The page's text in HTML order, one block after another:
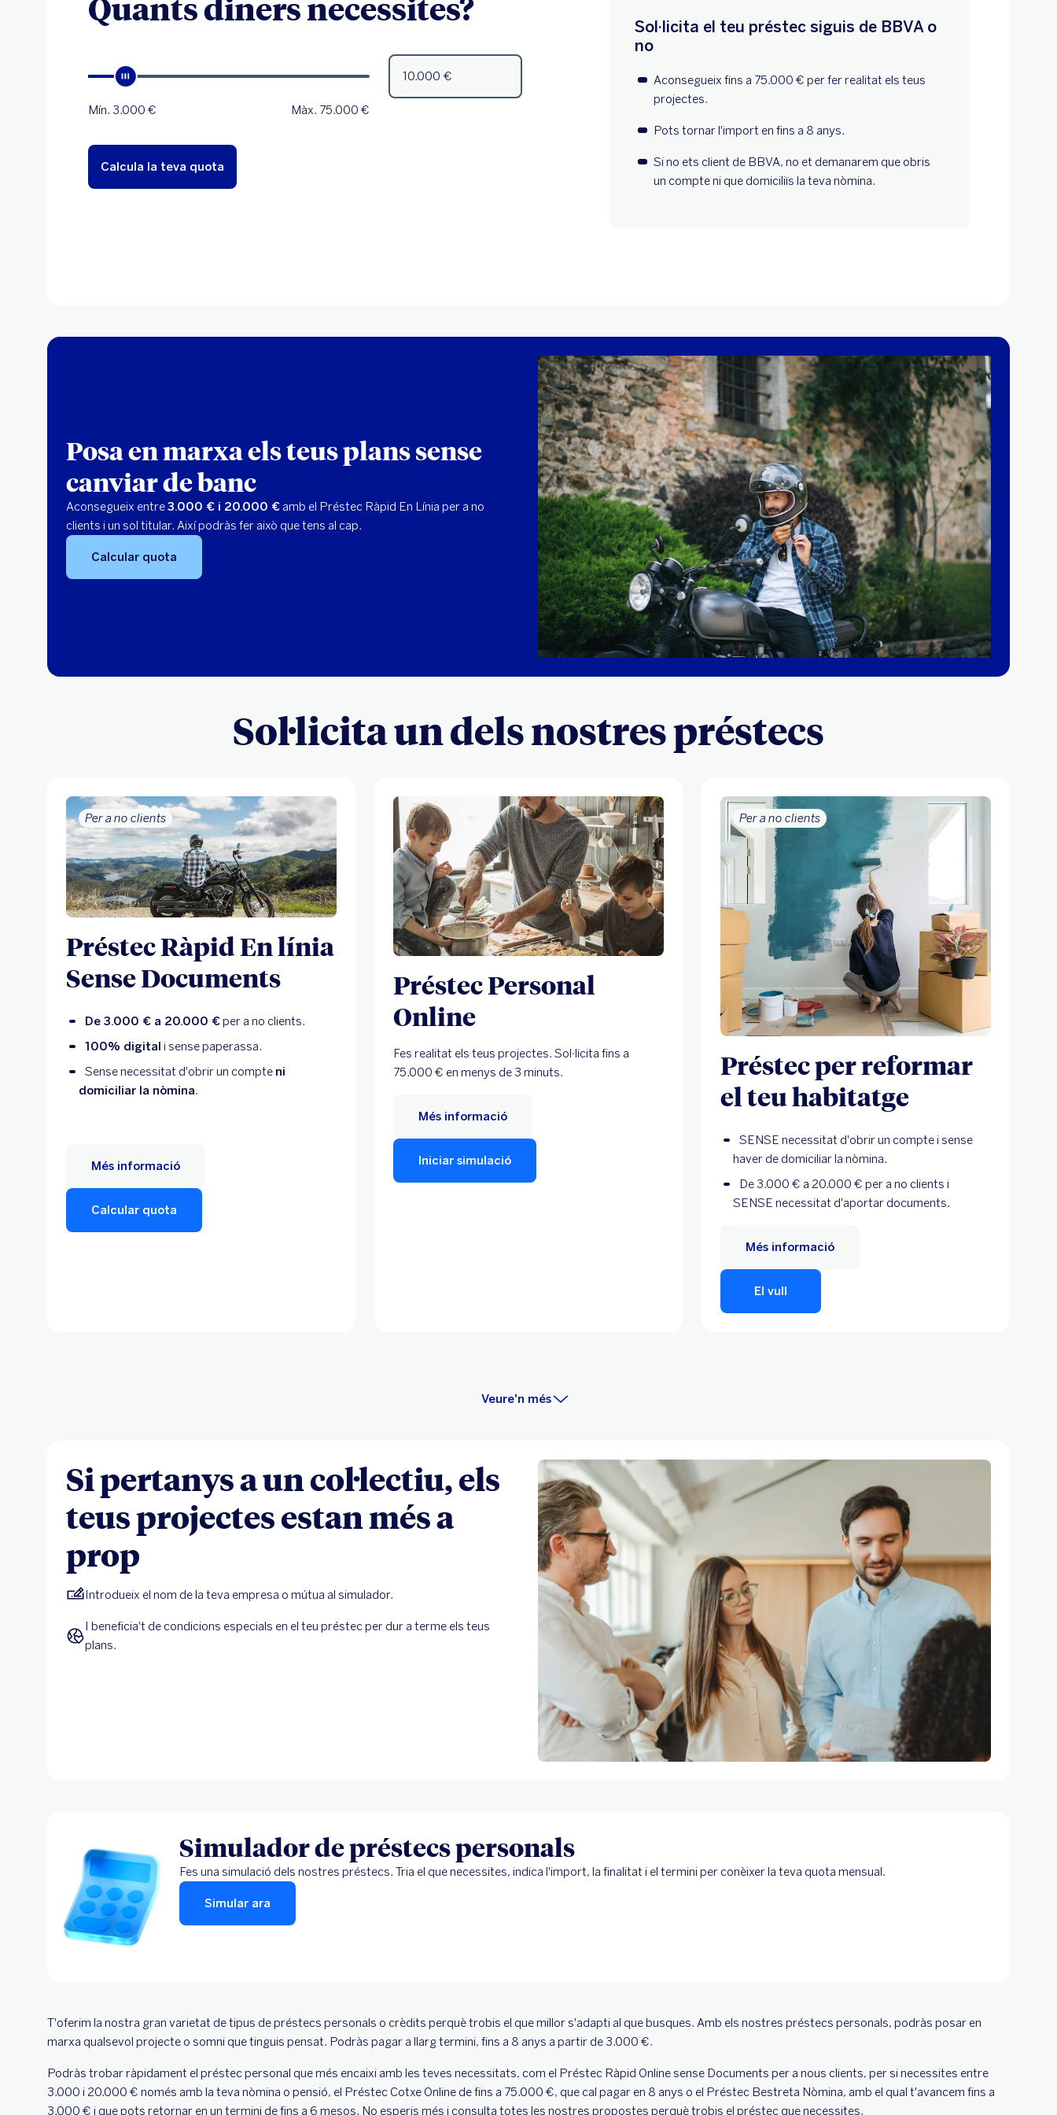
Posa en marxa els teus plans sense
canviar de banc
Aconsegueix entre3.000 € i 20.000 € amb el Préstec Ràpid En Línia per a no
clients i un sol titular. Així podràs fer això que tens al cap.
Calcular quota
Sol·licita un dels nostres préstecs
Per a no clients
Préstec Ràpid En línia
Sense Documents
De 3.000 € a 20.000 €per a no clients.
100% digital i sense paperassa.
Sense necessitat d'obrir un compte ni
domiciliar la nòmina.
Calcular quota
Més informació
Préstec Personal
Online
Fes realitat els teus projectes. Sol·licita fins a
75.000 € en menys de 3 minuts.
Iniciar simulació
Més informació
Per a no clients
Préstec per reformar
el teu habitatge
SENSE necessitat d'obrir un compte i sense
haver de domiciliar la nòmina.
De 3.000 € a 20.000 € per a no clients i
SENSE necessitat d'aportar documents.
El vull
Més informació
Veure'n més
Si pertanys a un col·lectiu, els
teus projectes estan més a
prop
Introdueix el nom de la teva empresa o mútua al simulador.
I beneficia't de condicions especials en el teu préstec per dur a terme els teus
plans.
Simulador de préstecs personals
Fes una simulació dels nostres préstecs. Tria el que necessites, indica l'import, la finalitat i el termini per conèixer la teva quota mensual.
Simular ara
T'oferim la nostra gran varietat de tipus de préstecs personals o crèdits perquè trobis el que millor s'adapti al que busques. Amb els nostres préstecs personals, podràs posar en
marxa qualsevol projecte o somni que tinguis pensat. Podràs pagar a llarg termini, fins a 8 anys a partir de 3.000 €.
Podràs trobar ràpidament el préstec personal que més encaixi amb les teves necessitats, com el Préstec Ràpid Online sense Documents per a nous clients, per si necessites entre
3.000 i 20.000 € només amb la teva nòmina o pensió, el Préstec Cotxe Online de fins a 75.000 €, que cal pagar en 8 anys o el Préstec Bestreta Nòmina, amb el qual t'avancem fins a
3.000 € i que pots retornar en un termini de fins a 6 mesos. No esperis més i consulta totes les nostres propostes perquè trobis el préstec que necessites.